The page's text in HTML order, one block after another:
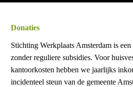
Donaties
Stichting Werkplaats Amsterdam is
zonder reguliere subsidies. Voor
kantoorkosten hebben we jaarlijks
incidenteel steun van de gemeente